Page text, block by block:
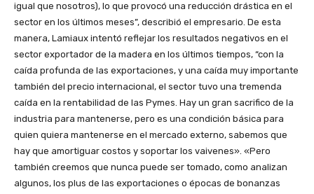
igual que nosotros), lo que provocó una reducción drástica en el
sector en los últimos meses”, describió el empresario. De esta
manera, Lamiaux intentó reflejar los resultados negativos en el
sector exportador de la madera en los últimos tiempos, “con la
caída profunda de las exportaciones, y una caída muy importante
también del precio internacional, el sector tuvo una tremenda
caída en la rentabilidad de las Pymes. Hay un gran sacrifico de la
industria para mantenerse, pero es una condición básica para
quien quiera mantenerse en el mercado externo, sabemos que
hay que amortiguar costos y soportar los vaivenes». «Pero
también creemos que nunca puede ser tomado, como analizan
algunos, los plus de las exportaciones o épocas de bonanzas